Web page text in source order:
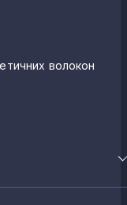
волокон